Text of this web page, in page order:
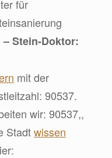
für
– Stein-Doktor:
mit der
90537.
wir: 90537,,
Stadtwissen